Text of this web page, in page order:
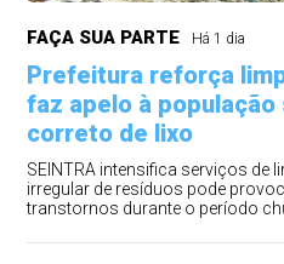
FAÇA SUA PARTE Há 1 dia
Prefeitura reforça
faz apelo à
correto de lixo
SEINTRA intensifica serviços de
irregular de resíduos pode
transtornos durante o período